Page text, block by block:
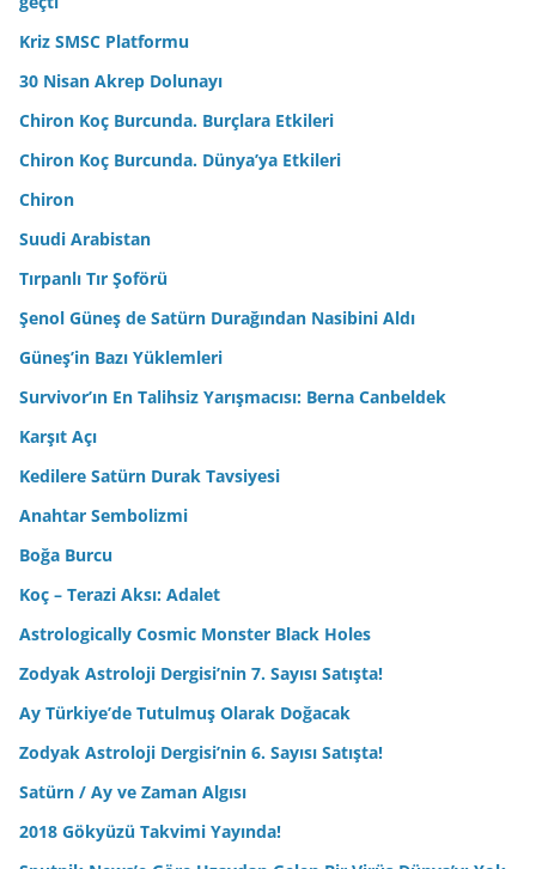
Kriz SMSC Platformu
30 Nisan Akrep Dolunayı
Chiron Koç Burcunda. Burçlara Etkileri
Chiron Koç Burcunda. Dünya’ya Etkileri
Chiron
Suudi Arabistan
Tırpanlı Tır Şoförü
Şenol Güneş de Satürn Durağından Nasibini Aldı
Güneş’in Bazı Yüklemleri
Survivor’ın En Talihsiz Yarışmacısı: Berna Canbeldek
Karşıt Açı
Kedilere Satürn Durak Tavsiyesi
Anahtar Sembolizmi
Boğa Burcu
Koç – Terazi Aksı: Adalet
Astrologically Cosmic Monster Black Holes
Zodyak Astroloji Dergisi’nin 7. Sayısı Satışta!
Ay Türkiye’de Tutulmuş Olarak Doğacak
Zodyak Astroloji Dergisi’nin 6. Sayısı Satışta!
Satürn / Ay ve Zaman Algısı
2018 Gökyüzü Takvimi Yayında!